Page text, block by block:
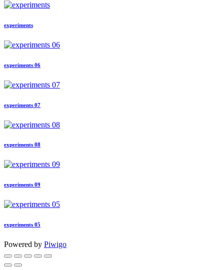
experiments
experiments 06
experiments 07
experiments 08
experiments 09
experiments 05
Powered by Piwigo